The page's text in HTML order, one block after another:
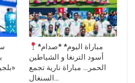
بلجيكا بمثابة «بطولة جديدة»
*مباراة اليوم* *صدام
أسود الترنغا و الشياطين
الحمر… مباراة نارية تجمع
السنغال…